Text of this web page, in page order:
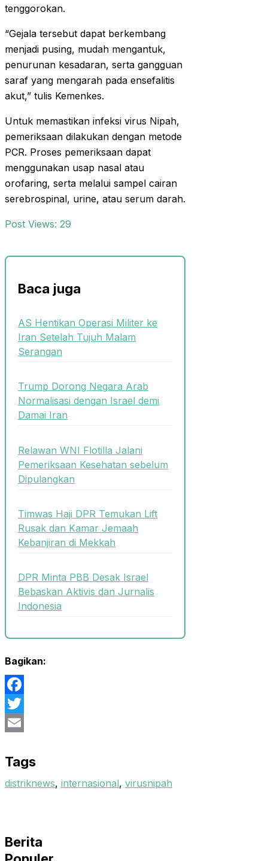
tenggorokan.
“Gejala tersebut dapat berkembang
menjadi pusing, mudah mengantuk,
penurunan kesadaran, serta gangguan
saraf yang mengarah pada ensefalitis
akut,” tulis Kemenkes.
Untuk memastikan infeksi virus Nipah,
pemeriksaan dilakukan dengan metode
PCR. Proses pemeriksaan dapat
menggunakan usap nasal atau
orofaring, serta melalui sampel cairan
serebrospinal, urine, atau serum darah.
Post Views: 29
Baca juga
AS Hentikan Operasi Militer ke
Iran Setelah Tujuh Malam
Serangan
Trump Dorong Negara Arab
Normalisasi dengan Israel demi
Damai Iran
Relawan WNI Flotilla Jalani
Pemeriksaan Kesehatan sebelum
Dipulangkan
Timwas Haji DPR Temukan Lift
Rusak dan Kamar Jemaah
Kebanjiran di Mekkah
DPR Minta PBB Desak Israel
Bebaskan Aktivis dan Jurnalis
Indonesia
Bagikan:
Facebook
Twitter
Tags
distriknews, internasional, virusnipah
Berita